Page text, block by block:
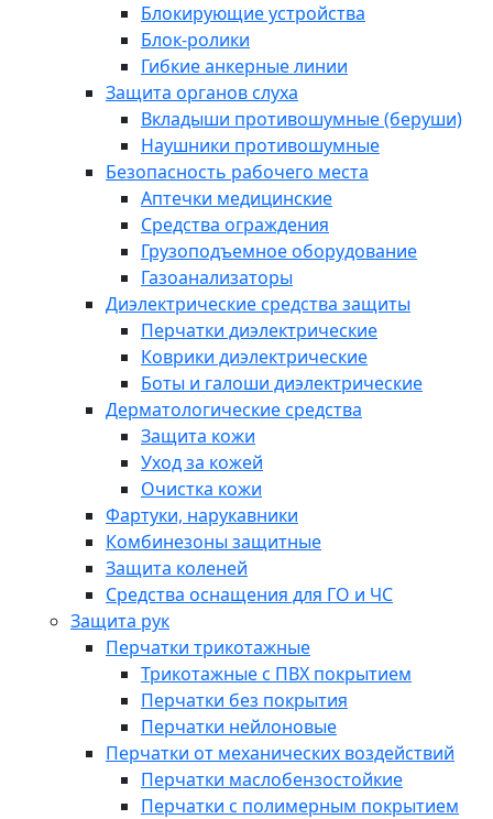
Блокирующие устройства
Блок-ролики
Гибкие анкерные линии
Защита органов слуха
Вкладыши противошумные (беруши)
Наушники противошумные
Безопасность рабочего места
Аптечки медицинские
Средства ограждения
Грузоподъемное оборудование
Газоанализаторы
Диэлектрические средства защиты
Перчатки диэлектрические
Коврики диэлектрические
Боты и галоши диэлектрические
Дерматологические средства
Защита кожи
Уход за кожей
Очистка кожи
Фартуки, нарукавники
Комбинезоны защитные
Защита коленей
Средства оснащения для ГО и ЧС
Защита рук
Перчатки трикотажные
Трикотажные с ПВХ покрытием
Перчатки без покрытия
Перчатки нейлоновые
Перчатки от механических воздействий
Перчатки маслобензостойкие
Перчатки с полимерным покрытием